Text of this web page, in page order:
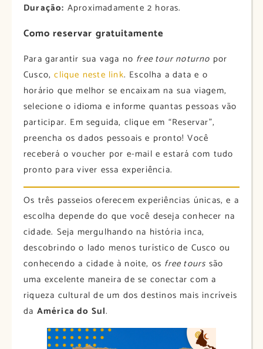
Duração: Aproximadamente 2 horas.
Como reservar gratuitamente
Para garantir sua vaga no free tour noturno por
Cusco,clique neste link. Escolha a data e o
horário que melhor se encaixam na sua viagem,
selecione o idioma e informe quantas pessoas vão
participar. Em seguida, clique em “Reservar”,
preencha os dados pessoais e pronto! Você
receberá o voucher por e-mail e estará com tudo
pronto para viver essa experiência.
Os três passeios oferecem experiências únicas, e a
escolha depende do que você deseja conhecer na
cidade. Seja mergulhando na história inca,
descobrindo o lado menos turístico de Cusco ou
conhecendo a cidade à noite, os free tours são
uma excelente maneira de se conectar com a
riqueza cultural de um dos destinos mais incríveis
da América do Sul.